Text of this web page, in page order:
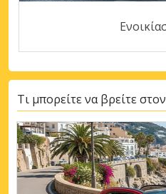
Τι μπορείτε να βρείτε